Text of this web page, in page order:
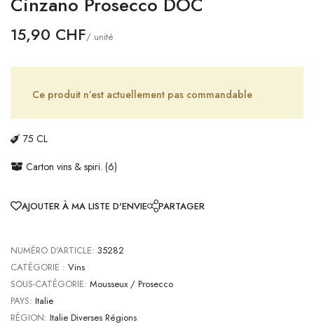
Langue
Devise
15,90 CHF/ unité
Ce produit n’est actuellement pas commandable
75 CL
Carton vins & spiri. (6)
AJOUTER À MA LISTE D'ENVIE PARTAGER
NUMÉRO D'ARTICLE: 35282
CATÉGORIE : Vins
SOUS-CATÉGORIE: Mousseux / Prosecco
PAYS: Italie
RÉGION: Italie Diverses Régions